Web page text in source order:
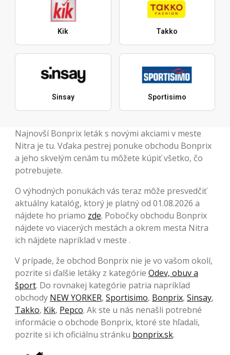
Kik Takko
Sinsay Sportisimo
Najnovší Bonprix leták s novými akciami v meste
Nitra je tu. Vďaka pestrej ponuke obchodu Bonprix
a jeho skvelým cenám tu môžete kúpiť všetko, čo
potrebujete.
O výhodných ponukách vás teraz môže presvedčiť
aktuálny katalóg, ktorý je platný od 01.08.2026 a
nájdete ho priamo zde. Pobočky obchodu Bonprix
nájdete vo viacerých mestách a okrem mesta Nitra
ich nájdete napríklad v meste .
V prípade, že obchod Bonprix nie je vo vašom okolí,
pozrite si ďalšie letáky z kategórie Odev, obuv a
šport. Do rovnakej kategórie patria napríklad
obchody NEW YORKER, Sportisimo, Bonprix, Sinsay,
Takko, Kik, Pepco. Ak ste u nás nenašli potrebné
informácie o obchode Bonprix, ktoré ste hľadali,
pozrite si ich oficiálnu stránku bonprix.sk.